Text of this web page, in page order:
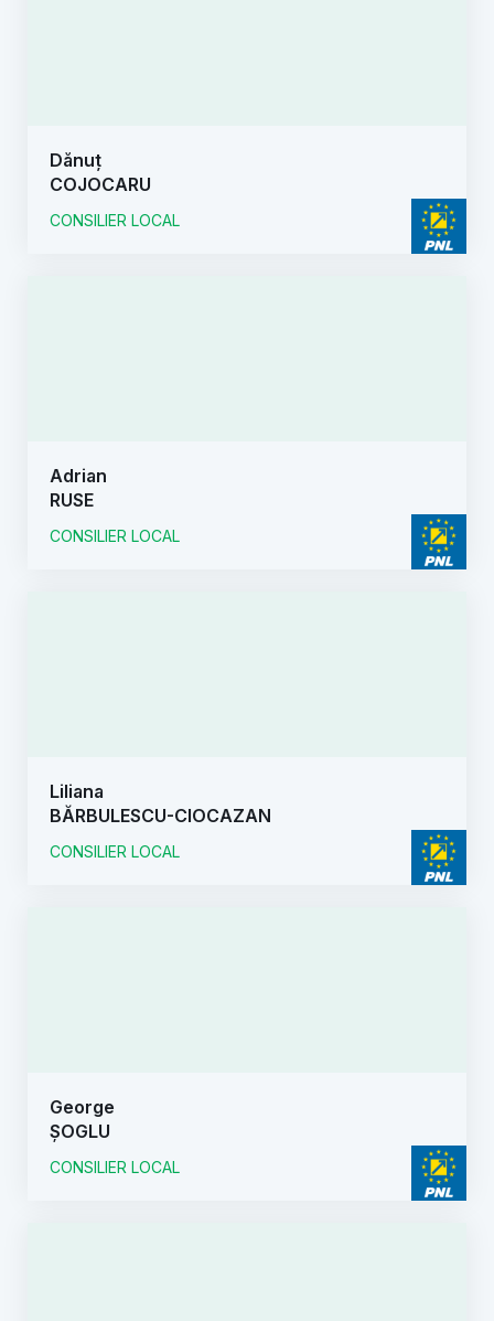
Dănuț
COJOCARU
CONSILIER LOCAL
Adrian
RUSE
CONSILIER LOCAL
Liliana
BĂRBULESCU-CIOCAZAN
CONSILIER LOCAL
George
ȘOGLU
CONSILIER LOCAL